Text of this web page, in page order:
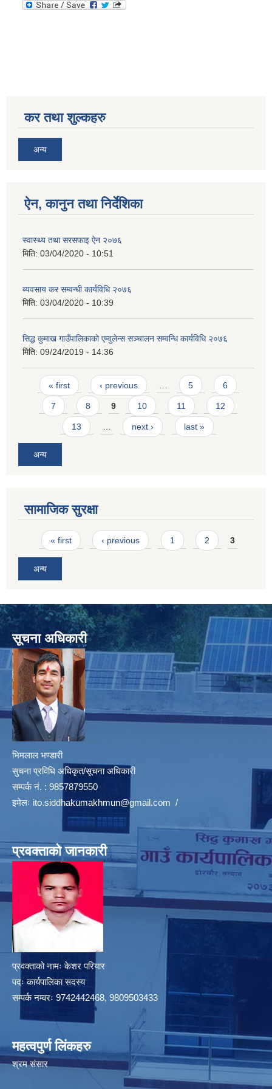
कर तथा शुल्कहरु
अन्य
ऐन, कानुन तथा निर्देशिका
स्वास्थ्य तथा सरसफाइ ऐन २०७६
मिति: 03/04/2020 - 10:51
ब्यवसाय कर सम्वन्धी कार्यविधि २०७६
मिति: 03/04/2020 - 10:39
सिद्ध कुमाख गाउँपालिकाको एम्वुलेन्स सञ्चालन सम्वन्धि कार्यविधि २०७६
मिति: 09/24/2019 - 14:36
Pages
« first ‹ previous 5 6
7 8 9 10 11 12
13 next › last »
अन्य
सामाजिक सुरक्षा
Pages
« first ‹ previous 1 2 3
अन्य
सूचना अधिकारी
भिमलाल भण्डारी
सुचना प्रविधि अधिकृत/सूचना अधिकारी
सम्पर्क नं. : 9857879550
इमेलः ito.siddhakumakhmun@gmail.com /
प्रवक्ताको जानकारी
प्रवक्ताको नामः केशर परियार
पदः कार्यपालिका सदस्य
सम्पर्क नम्वरः 9742442468, 9809503433
महत्वपुर्ण लिंकहरु
श्रम संसार